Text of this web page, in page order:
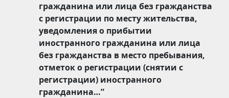
гражданина или лица без гражданства
с регистрации по месту жительства,
уведомления о прибытии
иностранного гражданина или лица
без гражданства в место пребывания,
отметок о регистрации (снятии с
регистрации) иностранного
гражданина…”